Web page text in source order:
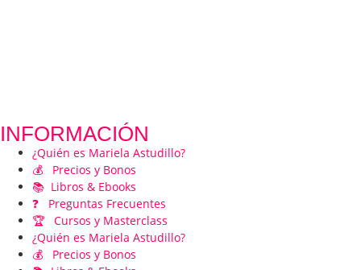
INFORMACIÓN
¿Quién es Mariela Astudillo?
💰 Precios y Bonos
📚 Libros & Ebooks
❓ Preguntas Frecuentes
🏆 Cursos y Masterclass
¿Quién es Mariela Astudillo?
💰 Precios y Bonos